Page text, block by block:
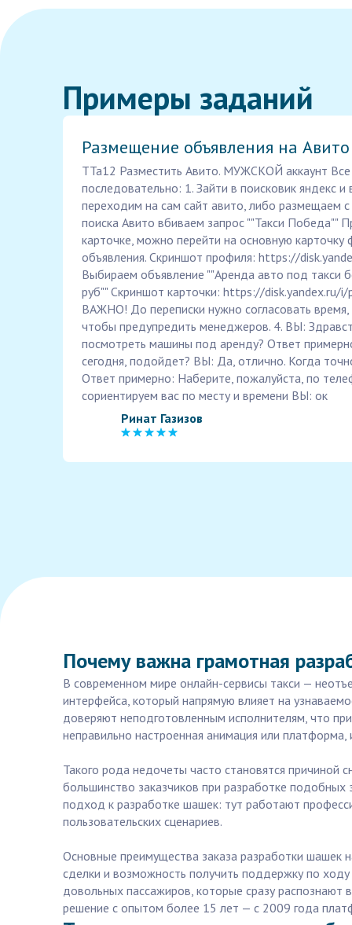
Примеры заданий
Размещение объявления на Авито
ТТа12 Разместить Авито. МУЖСКОЙ аккаунт
последовательно: 1. Зайти в поисковик яндекс и
переходим на сам сайт авито, либо размещаем
поиска Авито вбиваем запрос ""Такси Победа""
карточке, можно перейти на основную карточку
объявления. Скриншот профиля: https://
Выбираем объявление ""Аренда авто под такси
руб"" Скриншот карточки: https://disk.yandex.ru/
ВАЖНО! До переписки нужно согласовать время,
чтобы предупредить менеджеров. 4. ВЫ:
посмотреть машины под аренду? Ответ
сегодня, подойдет? ВЫ: Да, отлично. Когда
Ответ примерно: Наберите, пожалуйста, по
сориентируем вас по месту и времени ВЫ: ок
Ринат Газизов
Почему важна грамотная
В современном мире онлайн-сервисы такси —
интерфейса, который напрямую влияет на
доверяют неподготовленным исполнителям, что
неправильно настроенная анимация или
Такого рода недочеты часто становятся причиной
большинство заказчиков при разработке
подход к разработке шашек: тут работают
пользовательских сценариев.
Основные преимущества заказа разработки
сделки и возможность получить поддержку по
довольных пассажиров, которые сразу
решение с опытом более 15 лет — с 2009 года